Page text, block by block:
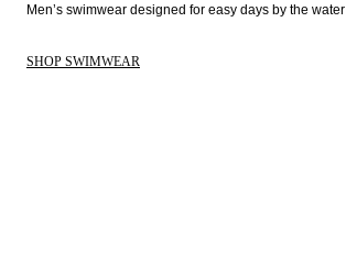
Men’s swimwear designed for easy days by the water
SHOP SWIMWEAR